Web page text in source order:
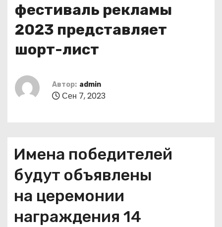
фестиваль рекламы
2023 представляет
шорт-лист
Автор: admin
Сен 7, 2023
Имена победителей
будут объявлены
на церемонии
награждения 14